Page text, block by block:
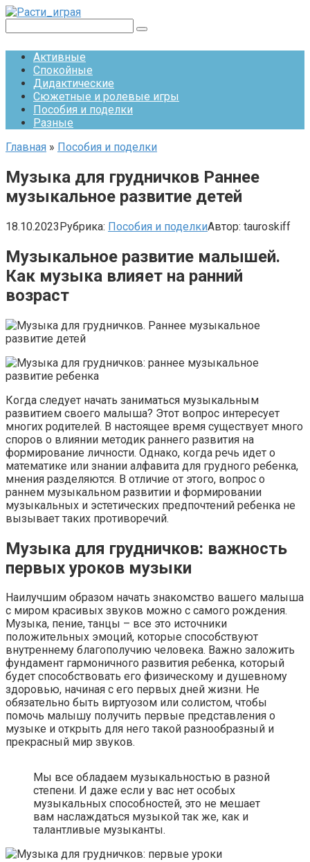
Перейти
контенту
Активные
Спокойные
Дидактические
Сюжетные и ролевые игры
Пособия и поделки
Разные
Главная » Пособия и поделки
Музыка для грудничков Раннее
музыкальное развитие детей
18.10.2023Рубрика: Пособия и поделкиАвтор: tauroskiff
Музыкальное развитие малышей.
Как музыка влияет на ранний
возраст
Когда следует начать заниматься музыкальным
развитием своего малыша? Этот вопрос интересует
многих родителей. В настоящее время существует много
споров о влиянии методик раннего развития на
формирование личности. Однако, когда речь идет о
математике или знании алфавита для грудного ребенка,
мнения разделяются. В отличие от этого, вопрос о
раннем музыкальном развитии и формировании
музыкальных и эстетических предпочтений ребенка не
вызывает таких противоречий.
Музыка для грудничков: важность
первых уроков музыки
Наилучшим образом начать знакомство вашего малыша
с миром красивых звуков можно с самого рождения.
Музыка, пение, танцы – все это источники
положительных эмоций, которые способствуют
внутреннему благополучию человека. Важно заложить
фундамент гармоничного развития ребенка, который
будет способствовать его физическому и душевному
здоровью, начиная с его первых дней жизни. Не
обязательно быть виртуозом или солистом, чтобы
помочь малышу получить первые представления о
музыке и открыть для него такой разнообразный и
прекрасный мир звуков.
Мы все обладаем музыкальностью в разной
степени. И даже если у вас нет особых
музыкальных способностей, это не мешает
вам наслаждаться музыкой так же, как и
талантливые музыканты.